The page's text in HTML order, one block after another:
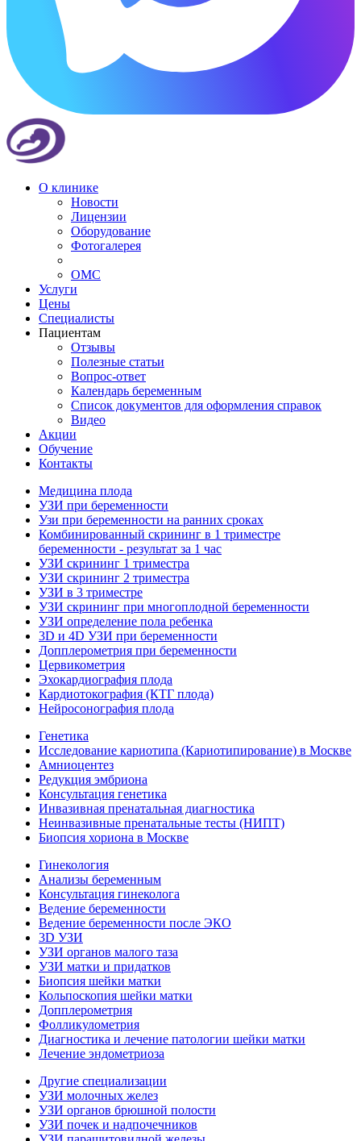
О клинике
Новости
Лицензии
Оборудование
Фотогалерея
ОМС
Услуги
Цены
Специалисты
Пациентам
Отзывы
Полезные статьи
Вопрос-ответ
Календарь беременным
Список документов для оформления справок
Видео
Акции
Обучение
Контакты
Медицина плода
УЗИ при беременности
Узи при беременности на ранних сроках
Комбинированный скрининг в 1 триместре
беременности - результат за 1 час
УЗИ скрининг 1 триместра
УЗИ скрининг 2 триместра
УЗИ в 3 триместре
УЗИ скрининг при многоплодной беременности
УЗИ определение пола ребенка
3D и 4D УЗИ при беременности
Допплерометрия при беременности
Цервикометрия
Эхокардиография плода
Кардиотокография (КТГ плода)
Нейросонография плода
Генетика
Исследование кариотипа (Кариотипирование) в Москве
Амниоцентез
Редукция эмбриона
Консультация генетика
Инвазивная пренатальная диагностика
Неинвазивные пренатальные тесты (НИПТ)
Биопсия хориона в Москве
Гинекология
Анализы беременным
Консультация гинеколога
Ведение беременности
Ведение беременности после ЭКО
3D УЗИ
УЗИ органов малого таза
УЗИ матки и придатков
Биопсия шейки матки
Кольпоскопия шейки матки
Допплерометрия
Фолликулометрия
Диагностика и лечение патологии шейки матки
Лечение эндометриоза
Другие специализации
УЗИ молочных желез
УЗИ органов брюшной полости
УЗИ почек и надпочечников